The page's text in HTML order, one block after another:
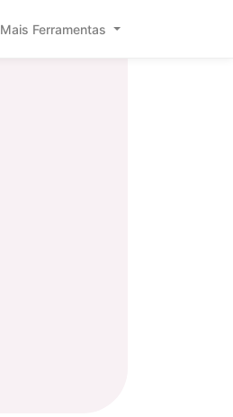
Mais Ferramentas